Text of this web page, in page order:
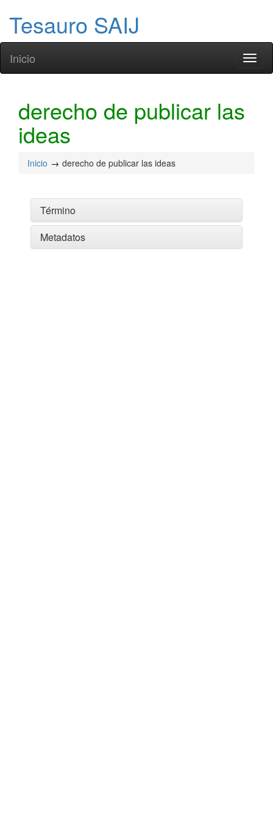
Tesauro SAIJ
Inicio
derecho de publicar las
ideas
Inicio derecho de publicar las ideas
Término
Metadatos